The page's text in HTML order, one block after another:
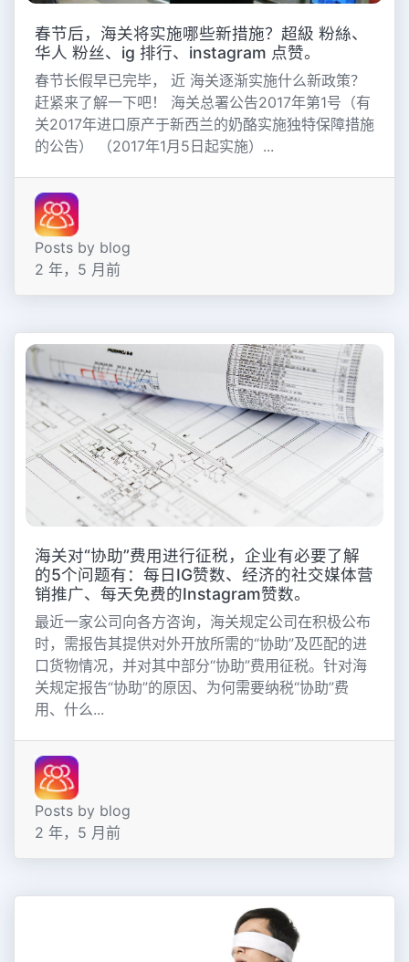
春节后，海关将实施哪些新措施？超級 粉絲、
华人 粉丝、ig 排行、instagram 点赞。
春节长假早已完毕， 近 海关逐渐实施什么新政策？
赶紧来了解一下吧！ 海关总署公告2017年第1号（有
关2017年进口原产于新西兰的奶酪实施独特保障措施
的公告） （2017年1月5日起实施）...
Posts by blog
2 年，5 月前
海关对“协助”费用进行征税，企业有必要了解
的5个问题有：每日IG赞数、经济的社交媒体营
销推广、每天免费的Instagram赞数。
最近一家公司向各方咨询，海关规定公司在积极公布
时，需报告其提供对外开放所需的“协助”及匹配的进
口货物情况，并对其中部分“协助”费用征税。针对海
关规定报告“协助”的原因、为何需要纳税“协助”费
用、什么...
Posts by blog
2 年，5 月前